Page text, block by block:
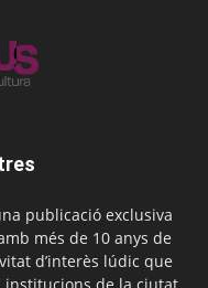
publicació exclusiva
més de 10 anys de
d’interès lúdic que